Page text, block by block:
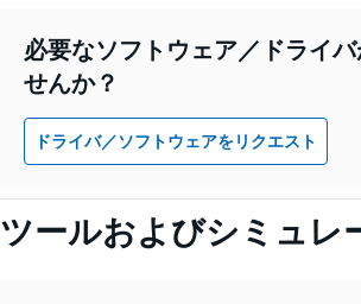
必要なソフトウェア／ドライ
せんか？
ドライバ／ソフトウェアをリクエスト
ツールおよびシミュレ